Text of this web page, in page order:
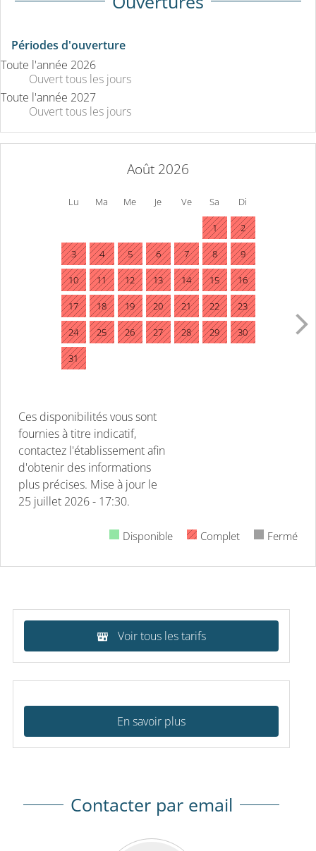
Périodes d'ouverture
Toute l'année 2026
Ouverttous les jours
Toute l'année 2027
Ouverttous les jours
Août 2026
Lu Ma Me Je Ve Sa Di
1 2
3 4 5 6 7 8 9
10 11 12 13 14 15 16
17 18 19 20 21 22 23
24 25 26 27 28 29 30
31
Ces disponibilités vous sont
fournies à titre indicatif,
contactez l'établissement afin
d'obtenir des informations
plus précises. Mise à jour le
25 juillet 2026 - 17:30.
Disponible Complet Fermé
Voir tous les tarifs
En savoir plus
Contacter par email